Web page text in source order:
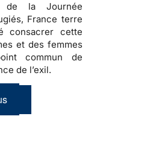
la Journée
France terre
consacrer cette
et des femmes
commun de
de l’exil.